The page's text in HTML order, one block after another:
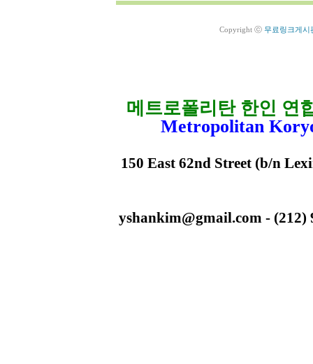
Copyright ⓒ 무료링크게시
메트로폴리탄 한인 연
Metropolitan
150 East 62nd Street (b/n
yshankim@gmail.com - (212)